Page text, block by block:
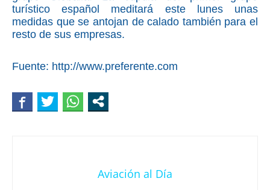
turístico español meditará este lunes unas
medidas que se antojan de calado también para el
resto de sus empresas.
Fuente: http://www.preferente.com
Aviación al Día